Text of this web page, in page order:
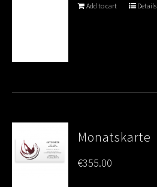
Add to cart Details
Monatskarte
€355.00